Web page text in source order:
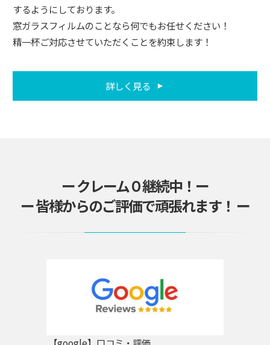
するようにしております。
窓ガラスフィルムのことなら何でもお任せください！
精一杯ご対応させていただくことを約束します！
詳しく見る
ー クレーム０継続中！ー
ー 皆様からのご評価で頑張れます！ ー